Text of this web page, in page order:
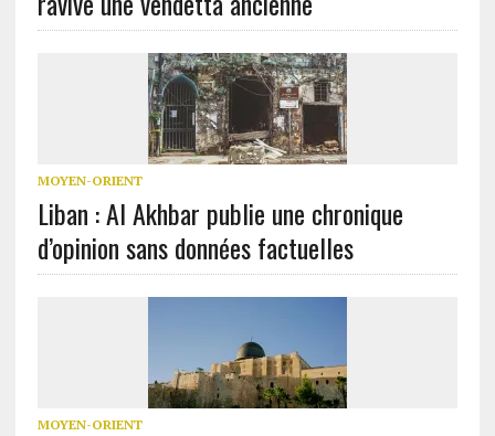
MOYEN-ORIENT
Liban : Al Akhbar publie une chronique
d’opinion sans données factuelles
MOYEN-ORIENT